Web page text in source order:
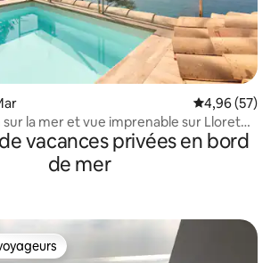
Évaluation
4,96 (57)
sur la mer et vue imprenable sur Lloret
vacances privées en bord
de mer